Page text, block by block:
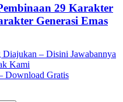
29 Karakter
Generasi Emas
Diajukan – Disini Jawabannya
Kami
Download Gratis